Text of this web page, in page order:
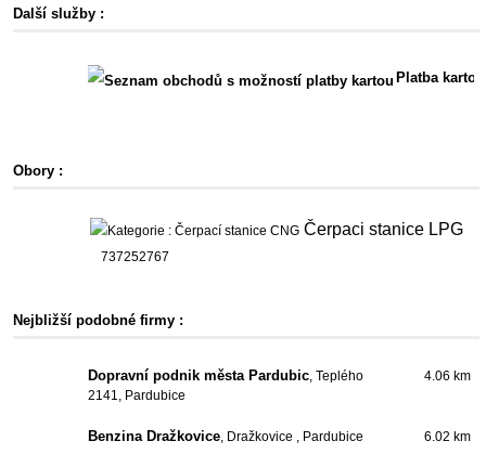
Další služby :
Platba kartou
Obory :
Čerpaci stanice LPG
737252767
Nejbližší podobné firmy :
Dopravní podnik města Pardubic, Teplého
2141, Pardubice
4.06 km
Benzina Dražkovice, Dražkovice , Pardubice 6.02 km